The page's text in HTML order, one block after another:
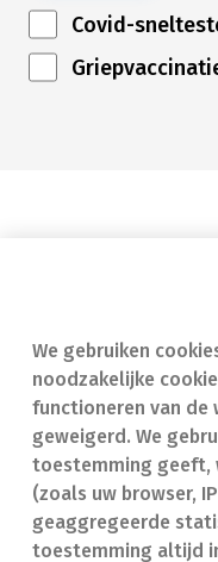
We gebruiken
noodzakelijke
functioneren van de
geweigerd. We
toestemming geeft,
(zoals uw browser,
geaggregeerde
toestemming altijd
Covid-
Vind een
Onze expertise
Ziekten
Geneesmiddelen